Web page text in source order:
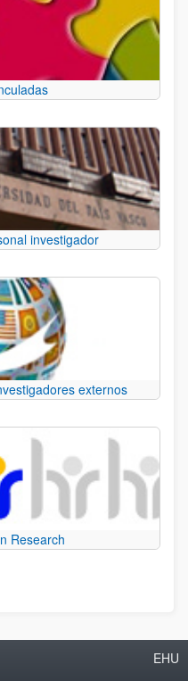
investigador
externos
Research
EHU